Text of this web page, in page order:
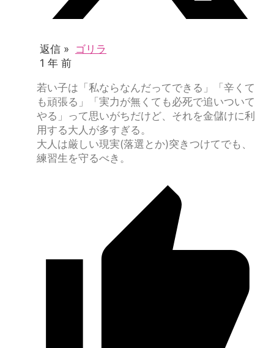
返信 » ゴリラ
1 年 前
若い子は「私ならなんだってできる」「辛くて
も頑張る」「実力が無くても必死で追いついて
やる」って思いがちだけど、それを金儲けに利
用する大人が多すぎる。
大人は厳しい現実(落選とか)突きつけてでも、
練習生を守るべき。